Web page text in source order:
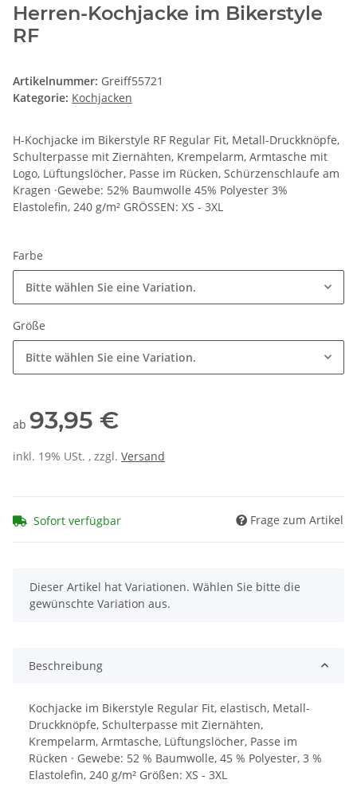
Herren-Kochjacke im Bikerstyle
RF
Artikelnummer: Greiff55721
Kategorie: Kochjacken
H-Kochjacke im Bikerstyle RF Regular Fit, Metall-Druckknöpfe,
Schulterpasse mit Ziernähten, Krempelarm, Armtasche mit
Logo, Lüftungslöcher, Passe im Rücken, Schürzenschlaufe am
Kragen ·Gewebe: 52% Baumwolle 45% Polyester 3%
Elastolefin, 240 g/m² GRÖSSEN: XS - 3XL
Farbe
Bitte wählen Sie eine Variation.
Größe
Bitte wählen Sie eine Variation.
ab 93,95 €
inkl. 19% USt. , zzgl. Versand
Sofort verfügbar Frage zum Artikel
x
Dieser Artikel hat Variationen. Wählen Sie bitte die
gewünschte Variation aus.
Beschreibung
Kochjacke im Bikerstyle Regular Fit, elastisch, Metall-
Druckknöpfe, Schulterpasse mit Ziernähten,
Krempelarm, Armtasche, Lüftungslöcher, Passe im
Rücken · Gewebe: 52 % Baumwolle, 45 % Polyester, 3 %
Elastolefin, 240 g/m² Größen: XS - 3XL